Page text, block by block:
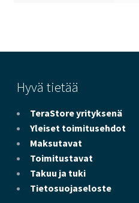
Hyvä tietää
TeraStore yrityksenä
Yleiset toimitusehdot
Maksutavat
Toimitustavat
Takuu ja tuki
Tietosuojaseloste